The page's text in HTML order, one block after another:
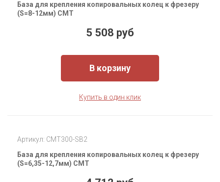
База для крепления копировальных колец к фрезеру
(S=8-12мм) CMT
5 508 руб
В корзину
Купить в один клик
Артикул: CMT300-SB2
База для крепления копировальных колец к фрезеру
(S=6,35-12,7мм) CMT